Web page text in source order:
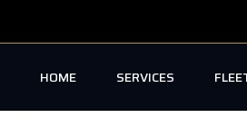
HOME SERVICES